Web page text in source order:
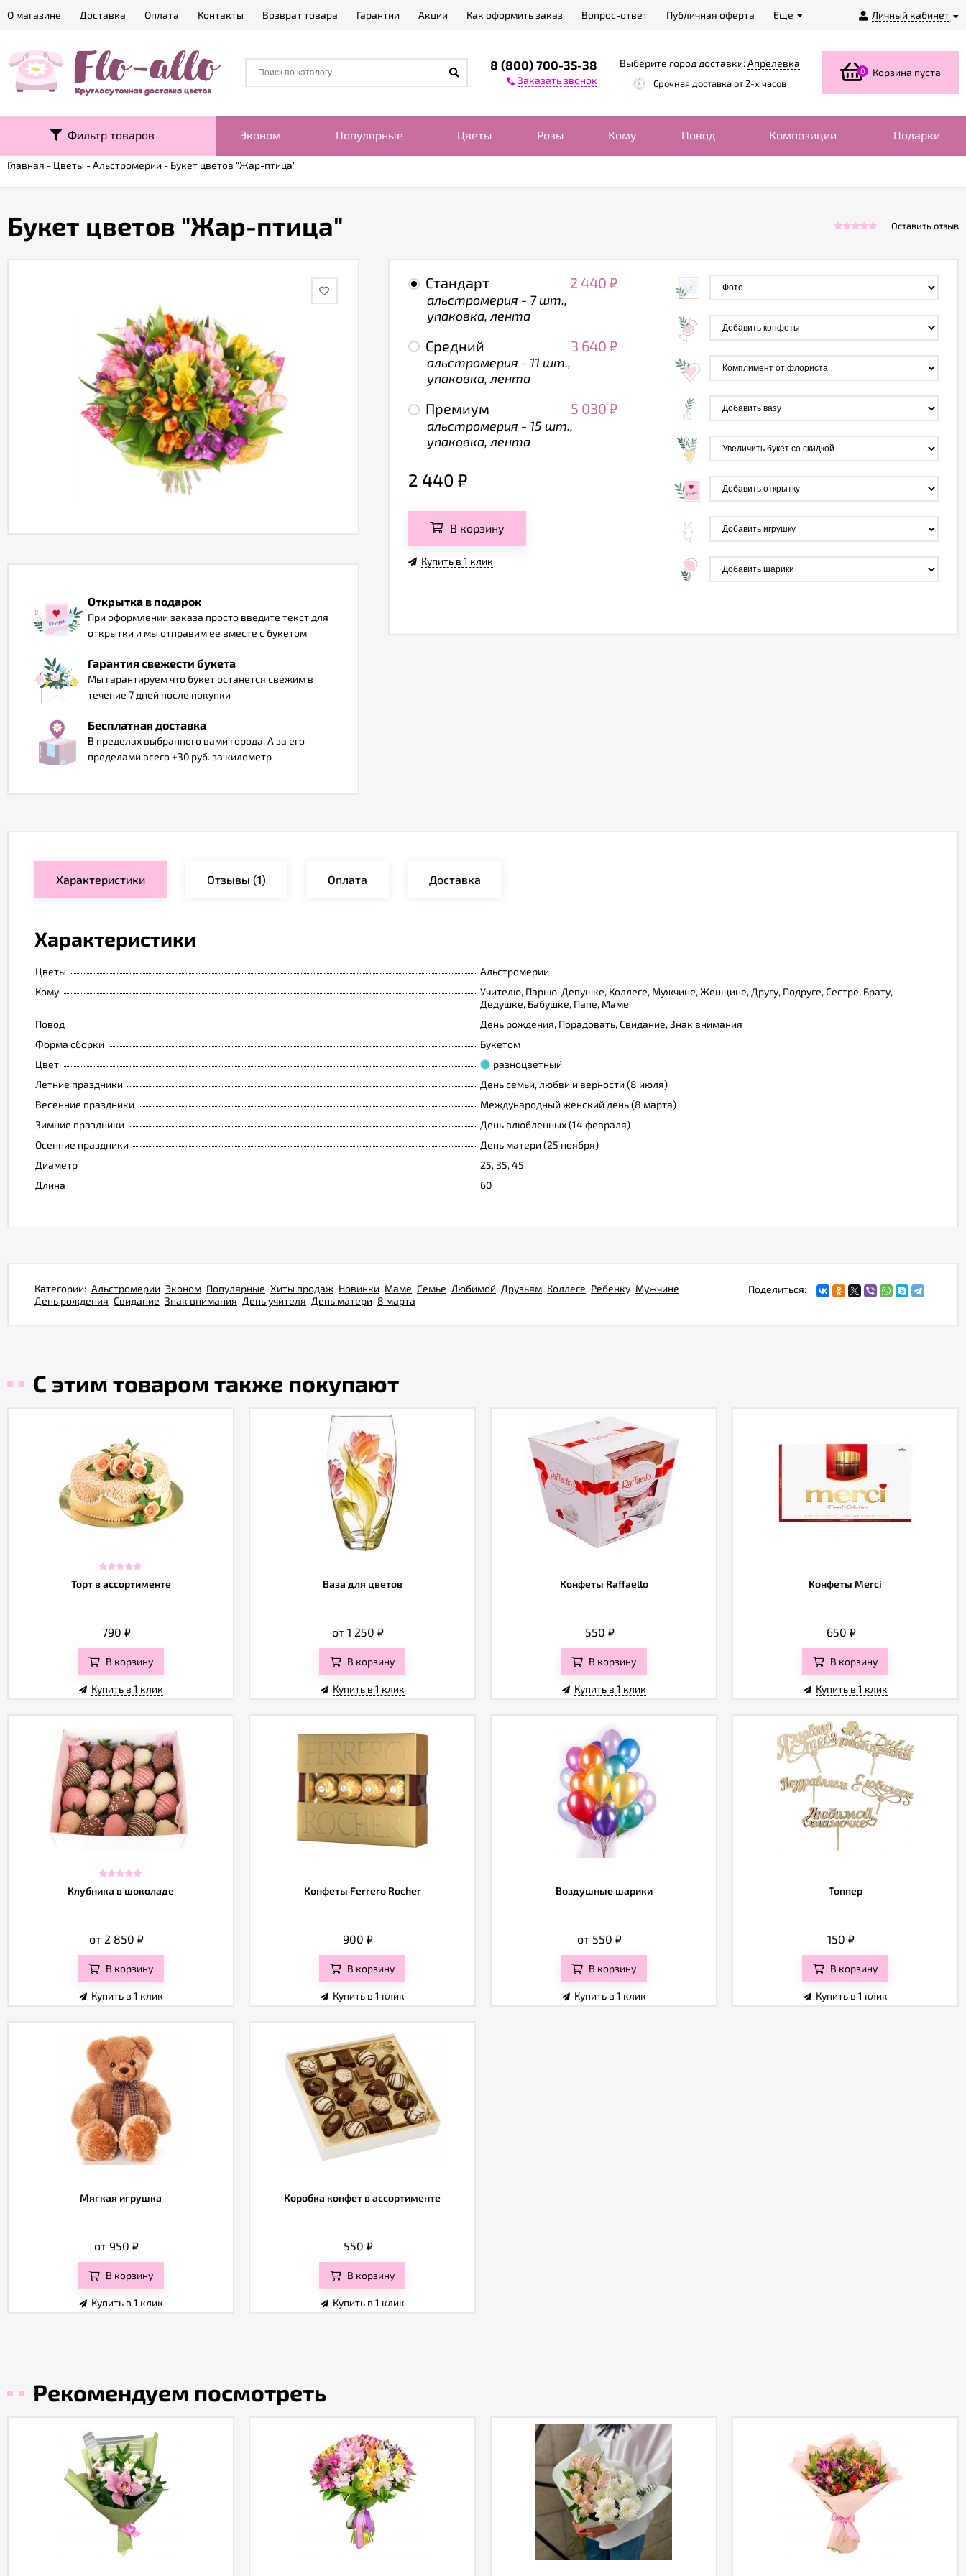
Личный кабинет
О магазине Доставка Оплата Контакты Возврат товара Гарантии Акции Как оформить заказ Вопрос-ответ Публичная оферта Еще
8 (800) 700-35-38
Заказать звонок
Выберите город доставки:Апрелевка
Срочная доставка от 2-х часов
0 Корзина пуста
Фильтр товаров Эконом Популярные Цветы Розы Кому Повод Композиции Подарки
Главная - Цветы -Альстромерии - Букет цветов "Жар-птица"
Букет цветов "Жар-птица" Оставить отзыв
Открытка в подарок
При оформлении заказа просто введите текст для
открытки и мы отправим ее вместе с букетом
Гарантия свежести букета
Мы гарантируем что букет останется свежим в
течение 7 дней после покупки
Бесплатная доставка
В пределах выбранного вами города. А за его
пределами всего +30 руб. за километр
Стандарт 2 440 ₽
альстромерия - 7 шт.,
упаковка, лента
Средний 3 640 ₽
альстромерия - 11 шт.,
упаковка, лента
Премиум 5 030 ₽
альстромерия - 15 шт.,
упаковка, лента
2 440 ₽
В корзину
Купить в 1 клик
Характеристики Отзывы (1) Оплата Доставка
Характеристики
Цветы
Альстромерии
Кому
Учителю, Парню, Девушке, Коллеге, Мужчине, Женщине, Другу, Подруге, Сестре, Брату,
Дедушке, Бабушке, Папе, Маме
Повод
День рождения, Порадовать, Свидание, Знак внимания
Форма сборки
Букетом
Цвет
разноцветный
Летние праздники
День семьи, любви и верности (8 июля)
Весенние праздники
Международный женский день (8 марта)
Зимние праздники
День влюбленных (14 февраля)
Осенние праздники
День матери (25 ноября)
Диаметр
25, 35, 45
Длина
60
Поделиться:
Категории: Альстромерии Эконом Популярные Хиты продаж Новинки Маме Семье Любимой Друзьям Коллеге Ребенку Мужчине
День рождения Свидание Знак внимания День учителя День матери 8 марта
С этим товаром также покупают
Торт в ассортименте
790 ₽
В корзину
Купить в 1 клик
Ваза для цветов
от 1 250 ₽
В корзину
Купить в 1 клик
Конфеты Raffaello
550 ₽
В корзину
Купить в 1 клик
Конфеты Merci
650 ₽
В корзину
Купить в 1 клик
Клубника в шоколаде
от 2 850 ₽
В корзину
Купить в 1 клик
Конфеты Ferrero Rocher
900 ₽
В корзину
Купить в 1 клик
Воздушные шарики
от 550 ₽
В корзину
Купить в 1 клик
Топпер
150 ₽
В корзину
Купить в 1 клик
Мягкая игрушка
от 950 ₽
В корзину
Купить в 1 клик
Коробка конфет в ассортименте
550 ₽
В корзину
Купить в 1 клик
Рекомендуем посмотреть